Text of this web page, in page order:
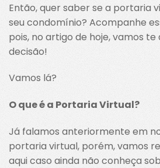
Então, quer saber se a portaria
seu condomínio? Acompanhe
pois, no artigo de hoje, vamos te
decisão!
Vamos lá?
O que é a Portaria Virtual?
Já falamos anteriormente em
portaria virtual, porém, vamos
aqui caso ainda não conheça